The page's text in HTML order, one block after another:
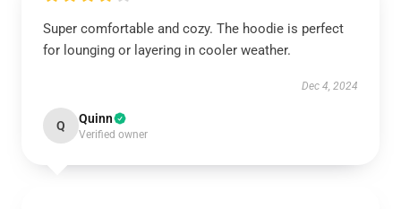
Super comfortable and cozy. The hoodie is perfect
for lounging or layering in cooler weather.
Dec 4, 2024
Q Quinn
Verified owner